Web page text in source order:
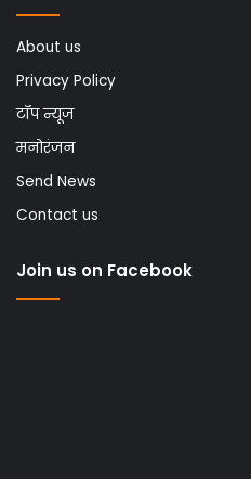
About us
Privacy Policy
टॉप न्यूज
मनोरंजन
Send News
Contact us
Join us on Facebook